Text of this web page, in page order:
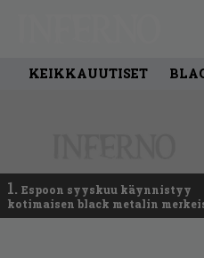
KEIKKAUUTISET
1. Espoon syyskuu käynnistyy
kotimaisen black metalin